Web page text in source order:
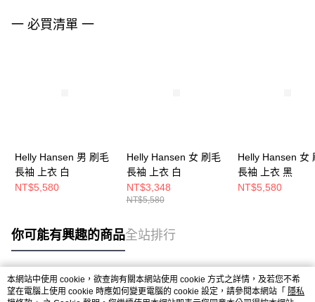
一 必買清單 一
Helly Hansen 男 刷毛
長袖 上衣 白
NT$5,580
Helly Hansen 女 刷毛
長袖 上衣 白
NT$3,348
NT$5,580
Helly Hansen 女
長袖 上衣 黑
NT$5,580
你可能有興趣的商品全站排行
熱門標籤
本網站中使用 cookie，欲查詢有關本網站使用 cookie 方式之詳情，及若您不希
望在電腦上使用 cookie 時應如何變更電腦的 cookie 設定，請參閱本網站「 隱私